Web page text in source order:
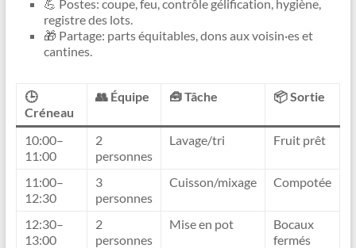
💪 Postes: coupe, feu, contrôle gélification, hygiène,
registre des lots.
🎁 Partage: parts équitables, dons aux voisin·es et
cantines.
🕒
Créneau
👥 Équipe 🧰 Tâche 📦 Sortie
10:00–
11:00
2
personnes
Lavage/tri Fruit prêt
11:00–
12:30
3
personnes
Cuisson/mixage Compotée
12:30–
13:00
2
personnes
Mise en pot
Bocaux
fermés